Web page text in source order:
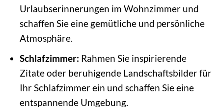
Urlaubserinnerungen im Wohnzimmer und
schaffen Sie eine gemütliche und persönliche
Atmosphäre.
Schlafzimmer: Rahmen Sie inspirierende
Zitate oder beruhigende Landschaftsbilder für
Ihr Schlafzimmer ein und schaffen Sie eine
entspannende Umgebung.